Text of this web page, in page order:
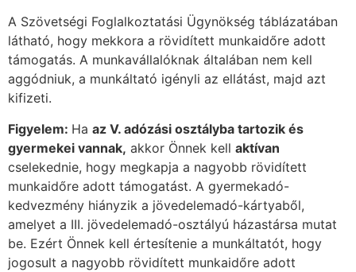
A Szövetségi Foglalkoztatási Ügynökség táblázatában
látható, hogy mekkora a rövidített munkaidőre adott
támogatás. A munkavállalóknak általában nem kell
aggódniuk, a munkáltató igényli az ellátást, majd azt
kifizeti.
Figyelem: Ha az V. adózási osztályba tartozik és
gyermekei vannak, akkor Önnek kell aktívan
cselekednie, hogy megkapja a nagyobb rövidített
munkaidőre adott támogatást. A gyermekadó-
kedvezmény hiányzik a jövedelemadó-kártyaből,
amelyet a III. jövedelemadó-osztályú házastársa mutat
be. Ezért Önnek kell értesítenie a munkáltatót, hogy
jogosult a nagyobb rövidített munkaidőre adott